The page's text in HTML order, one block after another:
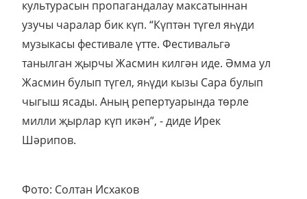
культурасын пропагандалау максатыннан
узучы чаралар бик күп. “Күптән түгел яһүди
музыкасы фестивале үтте. Фестивальгә
танылган җырчы Жасмин килгән иде. Әмма ул
Жасмин булып түгел, яһүди кызы Сара булып
чыгыш ясады. Аның репертуарында төрле
милли җырлар күп икән”, - диде Ирек
Шәрипов.
Фото: Солтан Исхаков